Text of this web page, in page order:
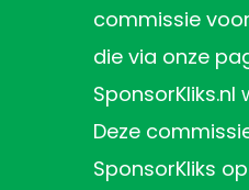
commissie
die via onze
Deze
SponsorKliks